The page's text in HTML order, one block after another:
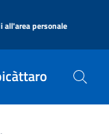
all'area personale